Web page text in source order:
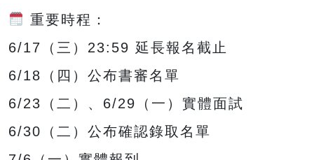
重要時程：
6/17（三）23:59 延長報名截止
6/18（四）公布書審名單
6/23（二）、6/29（一）實體面試
6/30（二）公布確認錄取名單